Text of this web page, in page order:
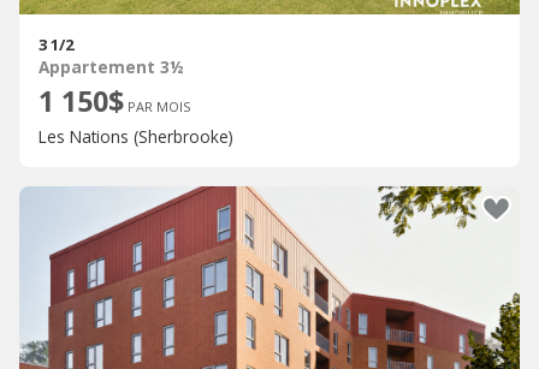
3 1/2
Appartement 3½
1 150$ PAR MOIS
Les Nations (Sherbrooke)